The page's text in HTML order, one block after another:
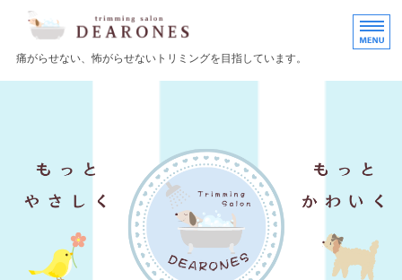
小型犬のトリミングサ
痛がらせない、怖がらせないトリミングを目指しています。
店舗情報
イベント情報